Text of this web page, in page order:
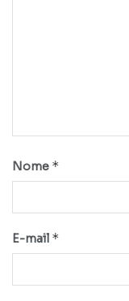
Nome *
E-mail *